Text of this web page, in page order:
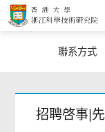
聯系方式
招聘啓事|